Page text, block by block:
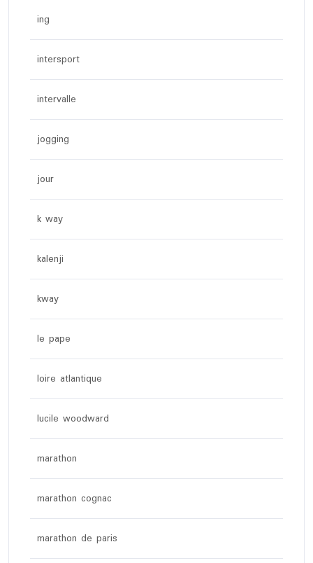
ing
intersport
intervalle
jogging
jour
k way
kalenji
kway
le pape
loire atlantique
lucile woodward
marathon
marathon cognac
marathon de paris